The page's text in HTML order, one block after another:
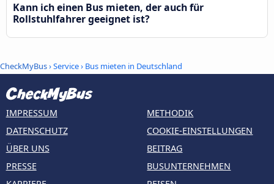
Kann ich einen Bus mieten, der auch für
Rollstuhlfahrer geeignet ist?
CheckMyBus› Service › Bus mieten in Deutschland
IMPRESSUM
DATENSCHUTZ
ÜBER UNS
PRESSE
METHODIK
COOKIE-EINSTELLUNGEN
BEITRAG
BUSUNTERNEHMEN